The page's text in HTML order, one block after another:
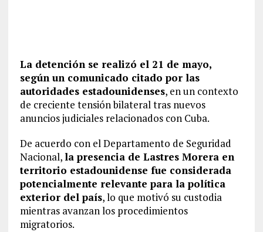
La detención se realizó el 21 de mayo,
según un comunicado citado por las
autoridades estadounidenses, en un contexto
de creciente tensión bilateral tras nuevos
anuncios judiciales relacionados con Cuba.
De acuerdo con el Departamento de Seguridad
Nacional,la presencia de Lastres Morera en
territorio estadounidense fue considerada
potencialmente relevante para la política
exterior del país, lo que motivó su custodia
mientras avanzan los procedimientos
migratorios.